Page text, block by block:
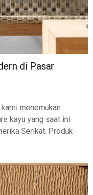
di Pasar
menemukan
kayu yang saat ini
Serikat. Produk-